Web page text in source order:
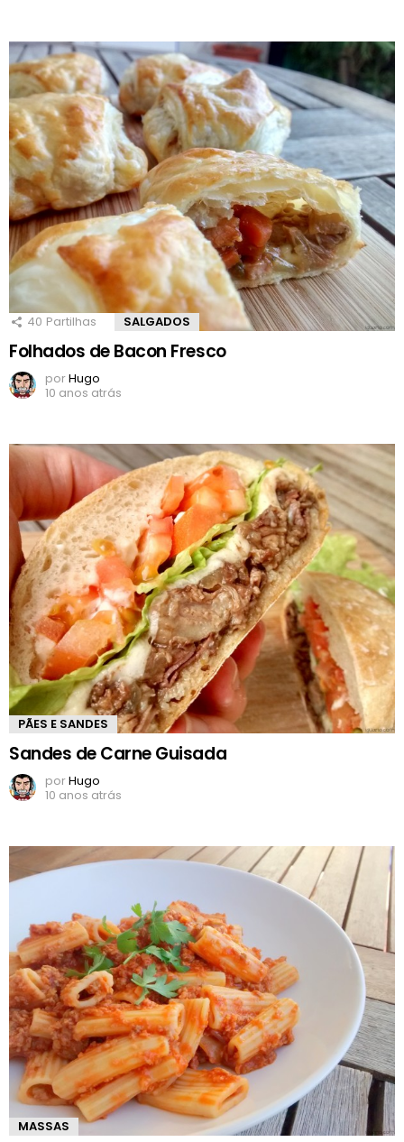
40 Partilhas SALGADOS
Folhados de Bacon Fresco
porHugo
10 anos atrás
PÃES E SANDES
Sandes de Carne Guisada
porHugo
10 anos atrás
MASSAS